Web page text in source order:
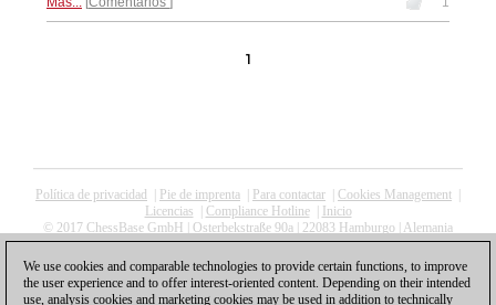
1
Política de privacidad Pie de imprenta Para contactar Cookies Management
Licencias
Compliance Hotline|
Inicio
© 2017 ChessBase GmbH | Osterbekstraße 90a | 22083 Hamburgo | Alemania
coldest news
We use cookies and comparable technologies to provide certain functions, to improve
the user experience and to offer interest-oriented content. Depending on their intended
use, analysis cookies and marketing cookies may be used in addition to technically